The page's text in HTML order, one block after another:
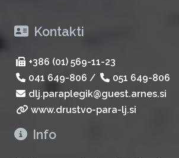
Kontakti
+386 (01) 569-11-23
041 649-806 /
051 649-806
dlj.paraplegik@guest.arnes.si
www.drustvo-para-lj.si
Info